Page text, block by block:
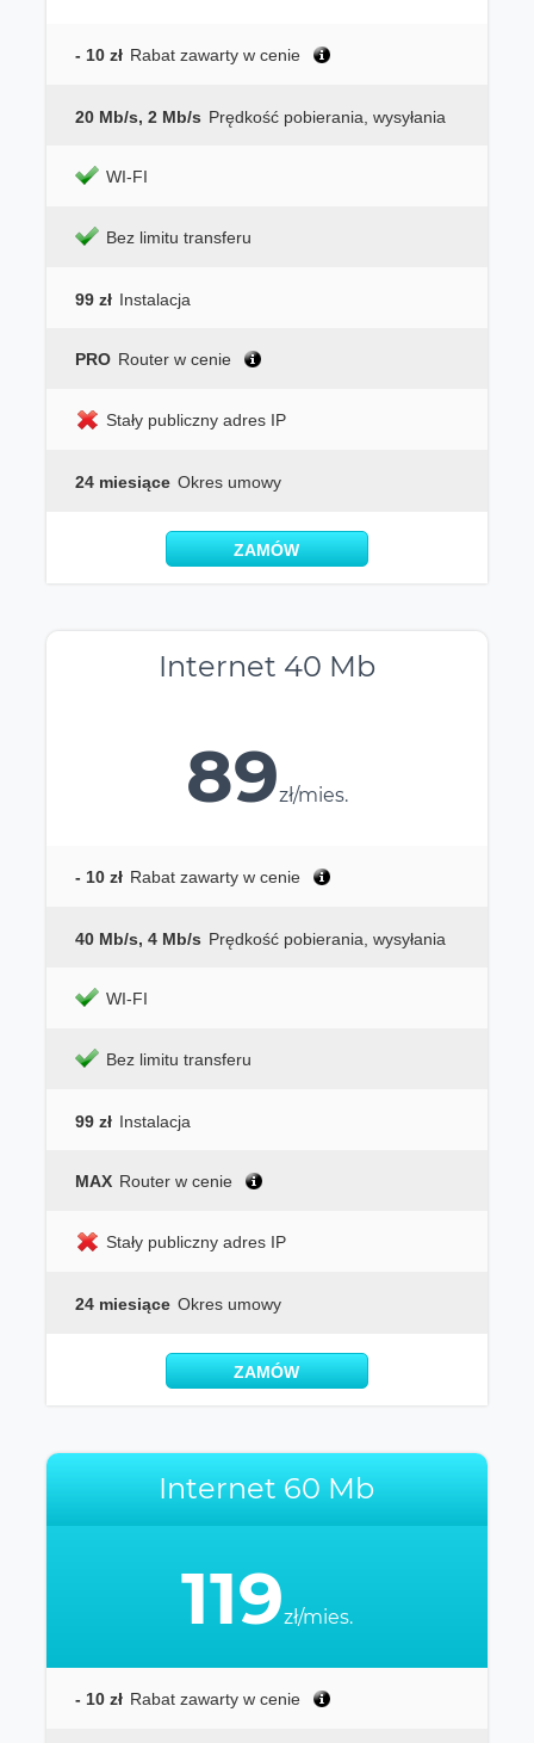
- 10 zł Rabat zawarty w cenie
20 Mb/s, 2 Mb/s Prędkość pobierania, wysyłania
WI-FI
Bez limitu transferu
99 zł Instalacja
PRO Router w cenie
Stały publiczny adres IP
24 miesiące Okres umowy
ZAMÓW
Internet 40 Mb
89zł/mies.
- 10 zł Rabat zawarty w cenie
40 Mb/s, 4 Mb/s Prędkość pobierania, wysyłania
WI-FI
Bez limitu transferu
99 zł Instalacja
MAX Router w cenie
Stały publiczny adres IP
24 miesiące Okres umowy
ZAMÓW
Internet 60 Mb
119zł/mies.
- 10 zł Rabat zawarty w cenie